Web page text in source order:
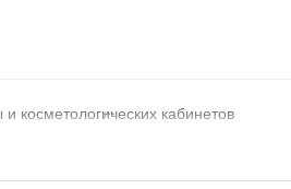
косметологических кабинетов
...